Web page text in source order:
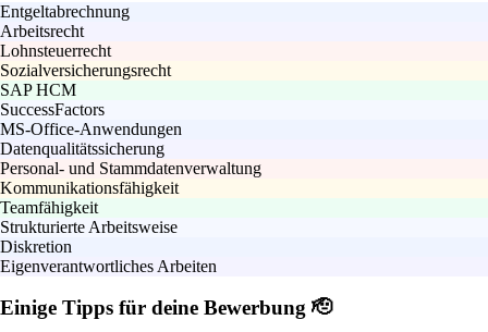
Entgeltabrechnung
Arbeitsrecht
Lohnsteuerrecht
Sozialversicherungsrecht
SAP HCM
SuccessFactors
MS-Office-Anwendungen
Datenqualitätssicherung
Personal- und Stammdatenverwaltung
Kommunikationsfähigkeit
Teamfähigkeit
Strukturierte Arbeitsweise
Diskretion
Eigenverantwortliches Arbeiten
Einige Tipps für deine Bewerbung 🫡